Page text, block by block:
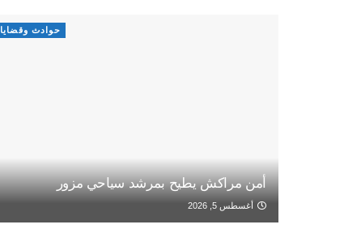
حوادث وقضايا
أمن مراكش يطيح بمرشد سياحي مزور
أغسطس 5, 2026